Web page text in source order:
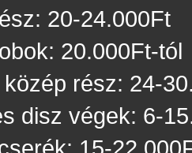
20-24.000Ft
20.000Ft-tól
rész: 24-
disz végek: 6-